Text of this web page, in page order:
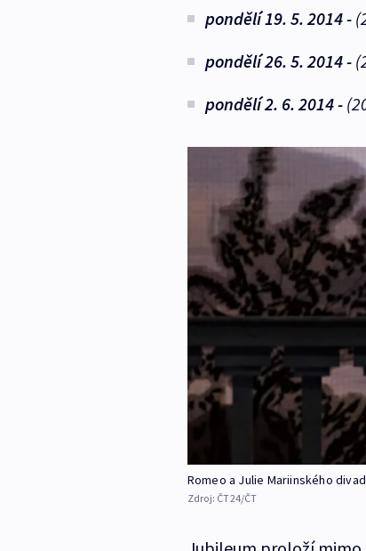
pondělí 19. 5. 2014 -
pondělí 26. 5. 2014 -
pondělí 2. 6. 2014 -
Romeo a Julie Mariinského
Zdroj: ČT24/ČT